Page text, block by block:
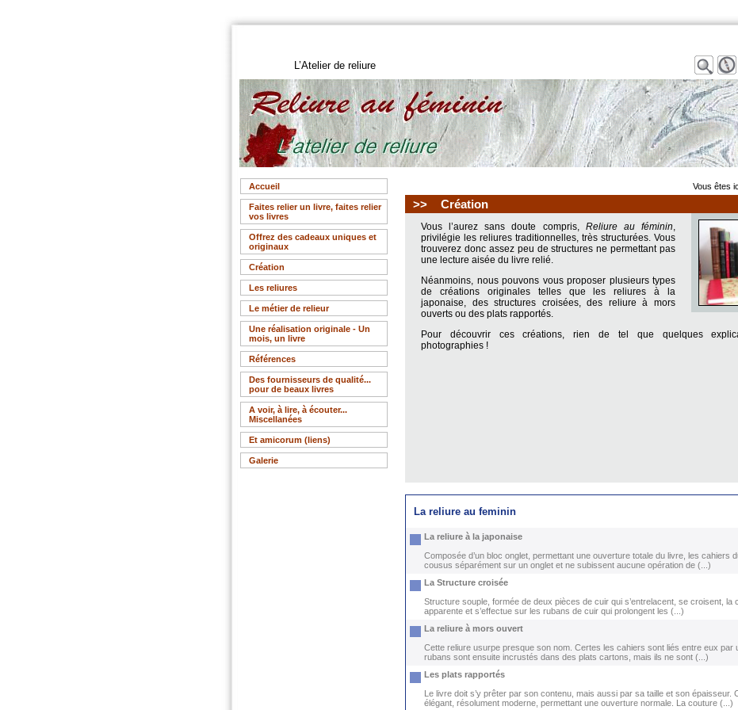
L’Atelier de reliure
Accueil
Faites relier un livre, faites relier
vos livres
Offrez des cadeaux uniques et
originaux
Création
Les reliures
Le métier de relieur
Une réalisation originale - Un
mois, un livre
Références
Des fournisseurs de qualité...
pour de beaux livres
A voir, à lire, à écouter...
Miscellanées
Et amicorum (liens)
Galerie
Vous êtes
>> Création
Vous l’aurez sans doute compris, Reliure au féminin,
privilégie les reliures traditionnelles, très structurées. Vous
trouverez donc assez peu de structures ne permettant pas
une lecture aisée du livre relié.
Néanmoins, nous pouvons vous proposer plusieurs types
de créations originales telles que les reliures à la
japonaise, des structures croisées, des reliure à mors
ouverts ou des plats rapportés.
Pour découvrir ces créations, rien de tel que quelques
photographies !
La reliure au feminin
La reliure à la japonaise
Composée d’un bloc onglet, permettant une ouverture totale du livre, les cahiers
cousus séparément sur un onglet et ne subissent aucune opération de (...)
La Structure croisée
Structure souple, formée de deux pièces de cuir qui s’entrelacent, se croisent, la
apparente et s’effectue sur les rubans de cuir qui prolongent les (...)
La reliure à mors ouvert
Cette reliure usurpe presque son nom. Certes les cahiers sont liés entre eux par
rubans sont ensuite incrustés dans des plats cartons, mais ils ne sont (...)
Les plats rapportés
Le livre doit s’y prêter par son contenu, mais aussi par sa taille et son épaisseur.
élégant, résolument moderne, permettant une ouverture normale. La couture (...)